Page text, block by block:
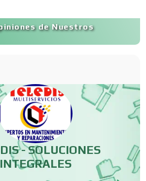
Espectáculos
de Nuestros
- SOLUCIONES
INTEGRALES